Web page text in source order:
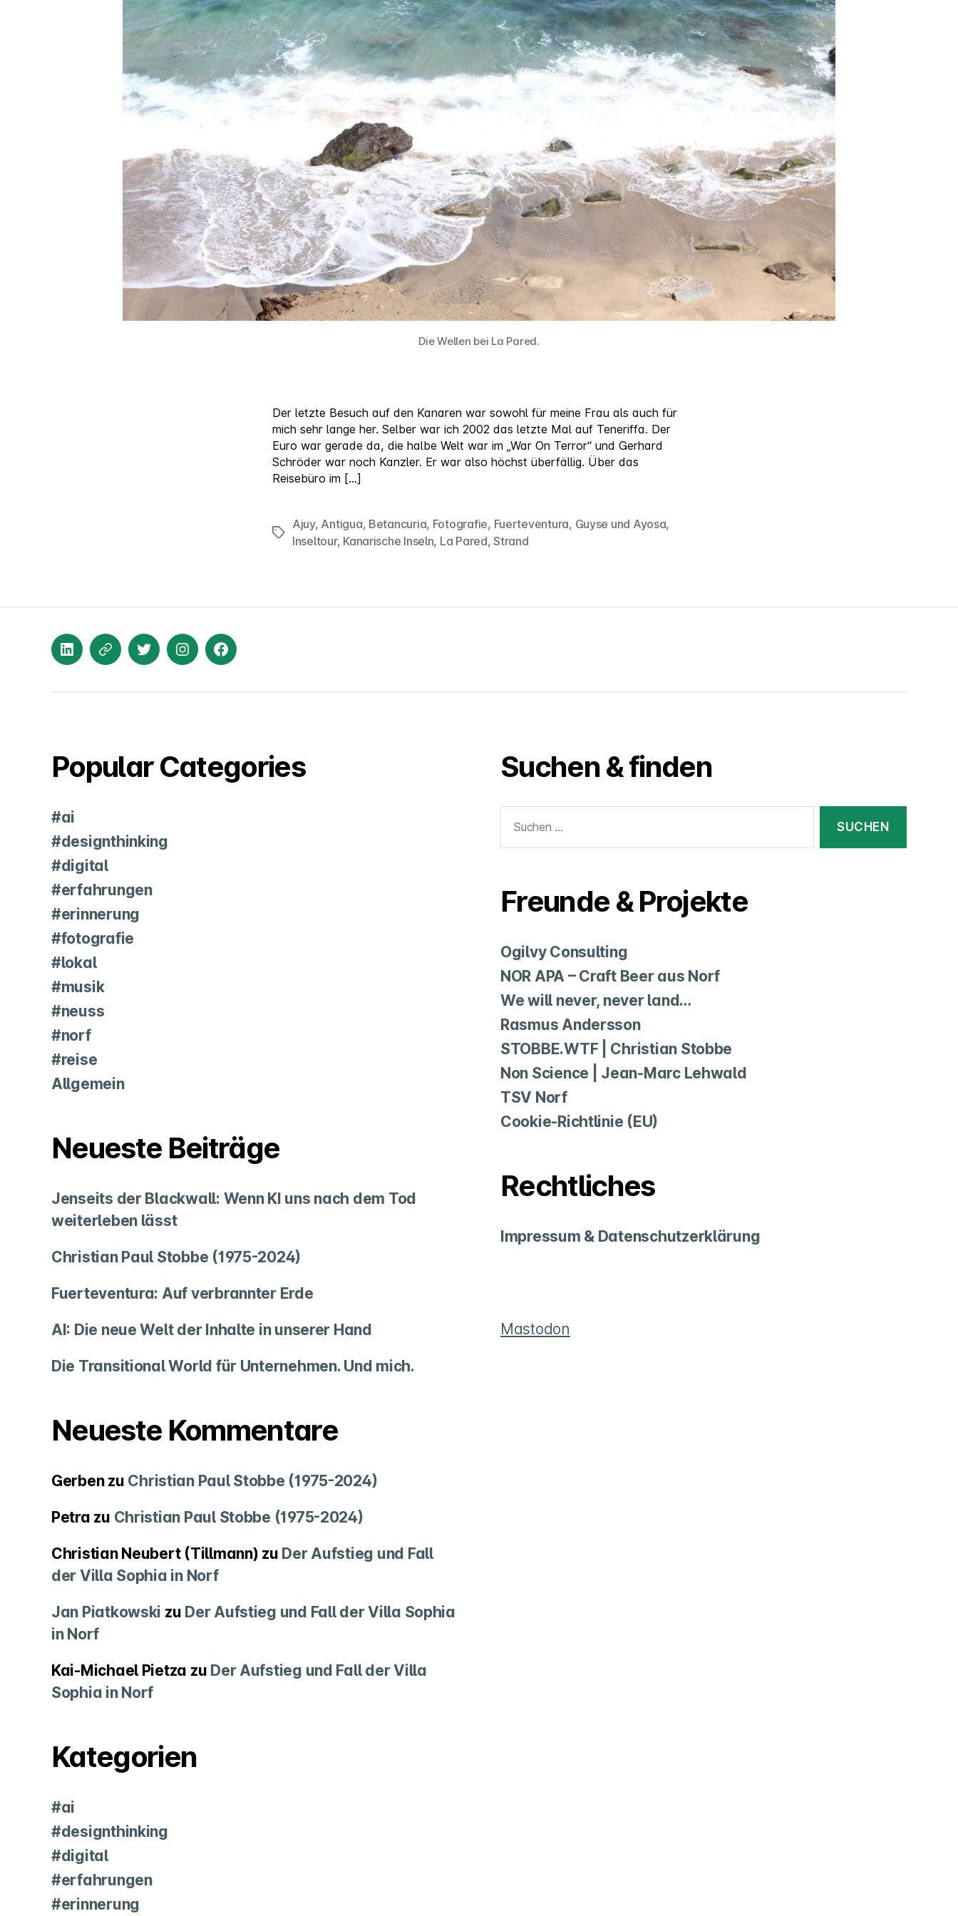
Die Wellen bei La Pared.
Der letzte Besuch auf den Kanaren war sowohl für meine Frau als auch für
mich sehr lange her. Selber war ich 2002 das letzte Mal auf Teneriffa. Der
Euro war gerade da, die halbe Welt war im „War On Terror“ und Gerhard
Schröder war noch Kanzler. Er war also höchst überfällig. Über das
Reisebüro im […]
Schlagwörter
Ajuy, Antigua, Betancuria, Fotografie, Fuerteventura, Guyse und Ayosa,
Inseltour, Kanarische Inseln, La Pared,Strand
LinkedInXING TwitterInstagramFacebook
Popular Categories
#ai
#designthinking
#digital
#erfahrungen
#erinnerung
#fotografie
#lokal
#musik
#neuss
#norf
#reise
Allgemein
Neueste Beiträge
Jenseits der Blackwall: Wenn KI uns nach dem Tod
weiterleben lässt
Christian Paul Stobbe (1975-2024)
Fuerteventura: Auf verbrannter Erde
AI: Die neue Welt der Inhalte in unserer Hand
Die Transitional World für Unternehmen. Und mich.
Neueste Kommentare
Gerbenzu Christian Paul Stobbe (1975-2024)
Petra zu Christian Paul Stobbe (1975-2024)
Christian Neubert (Tillmann) zu Der Aufstieg und Fall
der Villa Sophia in Norf
Jan Piatkowski zu Der Aufstieg und Fall der Villa Sophia
in Norf
Kai-Michael Pietza zu Der Aufstieg und Fall der Villa
Sophia in Norf
Kategorien
#ai
#designthinking
#digital
#erfahrungen
#erinnerung
Suchen & finden
nach:
Freunde & Projekte
Ogilvy Consulting
NOR APA – Craft Beer aus Norf
We will never, never land…
Rasmus Andersson
STOBBE.WTF | Christian Stobbe
Non Science | Jean-Marc Lehwald
TSV Norf
Cookie-Richtlinie (EU)
Rechtliches
Impressum & Datenschutzerklärung
Mastodon